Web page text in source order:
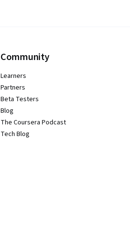
Community
Learners
Partners
Beta Testers
Blog
The Coursera Podcast
Tech Blog